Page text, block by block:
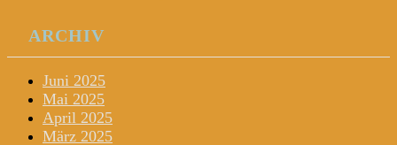
ARCHIV
Juni 2025
Mai 2025
April 2025
März 2025